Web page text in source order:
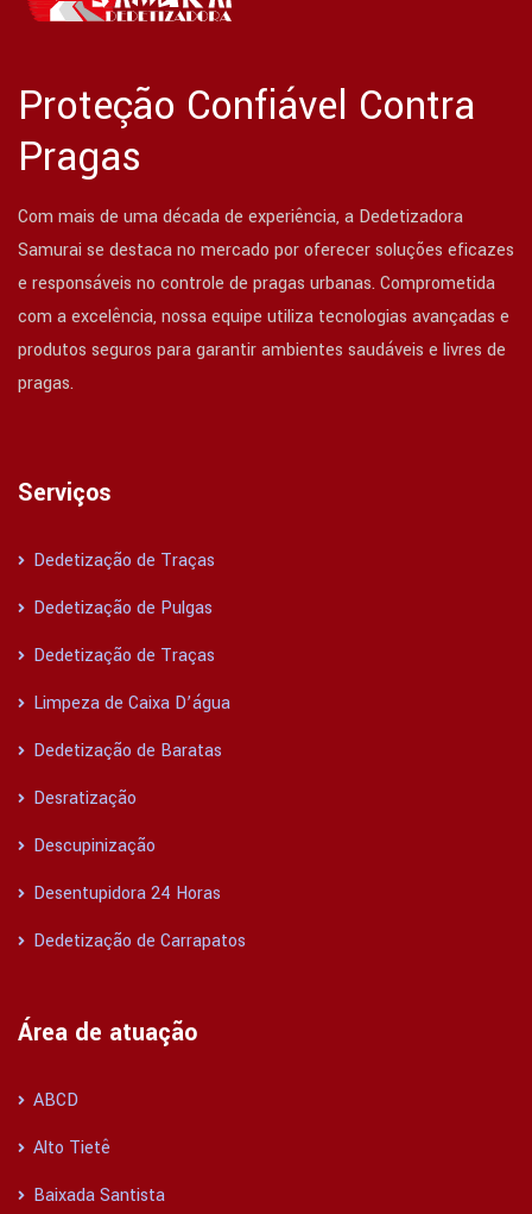
Proteção Confiável Contra
Pragas
Com mais de uma década de experiência, a Dedetizadora
Samurai se destaca no mercado por oferecer soluções eficazes
e responsáveis no controle de pragas urbanas. Comprometida
com a excelência, nossa equipe utiliza tecnologias avançadas e
produtos seguros para garantir ambientes saudáveis e livres de
pragas.
Serviços
Dedetização de Traças
Dedetização de Pulgas
Dedetização de Traças
Limpeza de Caixa D’água
Dedetização de Baratas
Desratização
Descupinização
Desentupidora 24 Horas
Dedetização de Carrapatos
Área de atuação
ABCD
Alto Tietê
Baixada Santista